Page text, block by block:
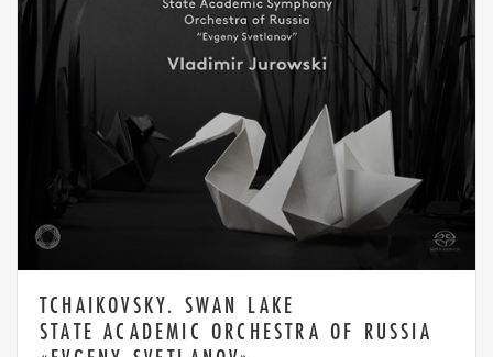
TCHAIKOVSKY. SWAN LAKE
STATE ACADEMIC ORCHESTRA OF RUSSIA